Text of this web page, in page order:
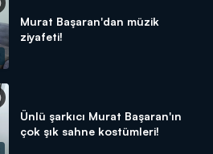
Murat Başaran'dan müzik
ziyafeti!
Ünlü şarkıcı Murat Başaran'ın
çok şık sahne kostümleri!